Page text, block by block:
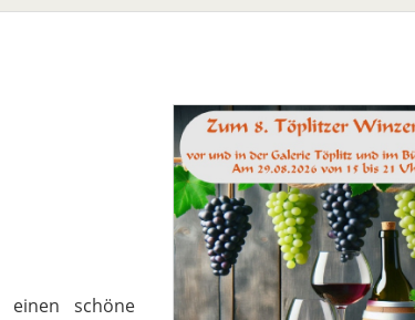
schöne